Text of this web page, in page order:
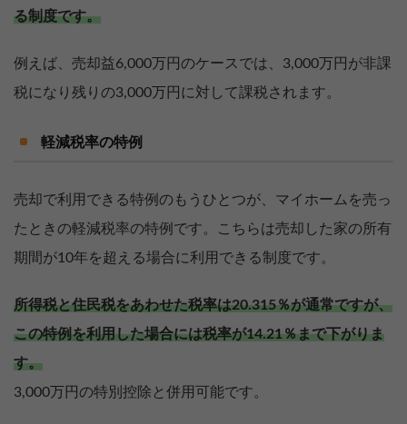
る制度です。
例えば、売却益6,000万円のケースでは、3,000万円が非課
税になり残りの3,000万円に対して課税されます。
軽減税率の特例
売却で利用できる特例のもうひとつが、マイホームを売っ
たときの軽減税率の特例です。こちらは売却した家の所有
期間が10年を超える場合に利用できる制度です。
所得税と住民税をあわせた税率は20.315％が通常ですが、
この特例を利用した場合には税率が14.21％まで下がりま
す。
3,000万円の特別控除と併用可能です。